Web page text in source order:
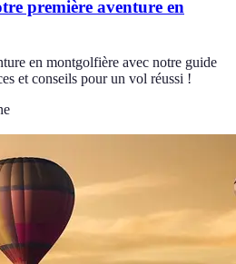
première aventure en
en montgolfière avec notre guide
et conseils pour un vol réussi !